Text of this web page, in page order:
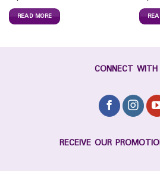
READ MORE
CONNECT
RECEIVE OUR